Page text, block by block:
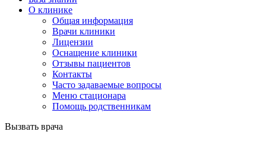
О клинике
Общая информация
Врачи клиники
Лицензии
Оснащение клиники
Отзывы пациентов
Контакты
Часто задаваемые вопросы
Меню стационара
Помощь родственникам
Вызвать врача